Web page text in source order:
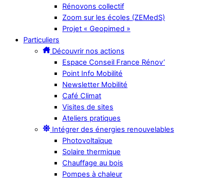
Rénovons collectif
Zoom sur les écoles (ZEMedS)
Projet « Geopimed »
Particuliers
Découvrir nos actions
Espace Conseil France Rénov’
Point Info Mobilité
Newsletter Mobilité
Café Climat
Visites de sites
Ateliers pratiques
Intégrer des énergies renouvelables
Photovoltaïque
Solaire thermique
Chauffage au bois
Pompes à chaleur